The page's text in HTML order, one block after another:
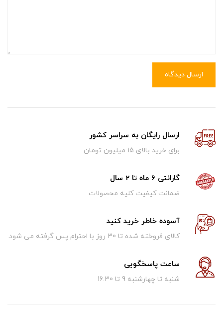
ارسال دیدگاه
ارسال رایگان به سراسر کشور
برای خرید بالای ۱5 میلیون تومان
گارانتی 6 ماه تا 2 سال
ضمانت کیفیت کلیه محصولات
آسوده خاطر خرید کنید
کالای فروخته شده تا 30 روز با احترام پس گرفته می شود.
ساعت پاسخگویی
شنبه تا چهارشنبه 9 تا 16.30